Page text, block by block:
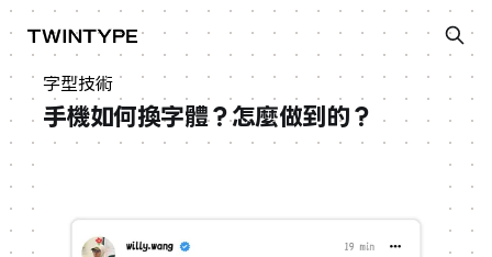
字型技術
手機如何換字體？怎麼做到的？